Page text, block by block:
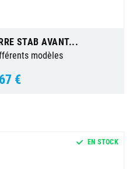
STAB AVANT...
modèles
€
EN STOCK